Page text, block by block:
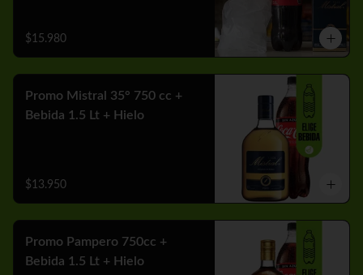
$15.980
Promo Mistral 35° 750 cc +
Bebida 1.5 Lt + Hielo
$13.950
Promo Pampero 750cc +
Bebida 1.5 Lt + Hielo